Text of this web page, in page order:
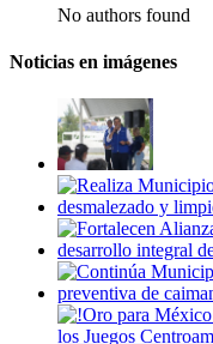
No authors found
Noticias en imágenes